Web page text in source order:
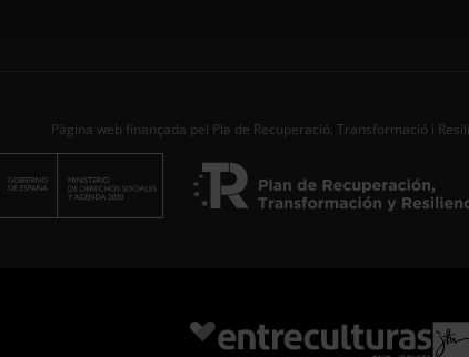
Pàgina web finançada pel Pla de Recuperació, Transformació i